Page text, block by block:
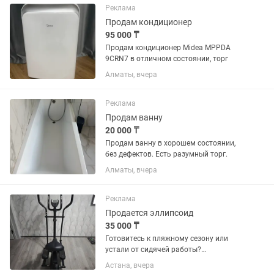
лапши, чебуреков и...
Реклама
Продам кондиционер
95 000 ₸
Продам кондиционер Midea MPPDA
9CRN7 в отличном состоянии, торг
Алматы, вчера
Реклама
Продам ванну
20 000 ₸
Продам ванну в хорошем состоянии,
без дефектов. Есть разумный торг.
Алматы, вчера
Реклама
Продается эллипсоид
35 000 ₸
Готовитесь к пляжному сезону или
устали от сидячей работы?
Эллиптический тренажер GF Power
ждет именно вас!• Плавный ход
Астана, вчера